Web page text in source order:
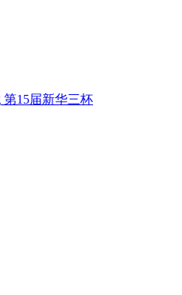
第15届新华三杯